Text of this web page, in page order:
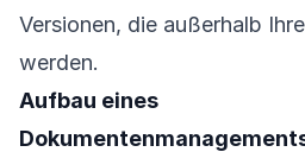
Versionen, die außerhalb
werden.
Aufbau eines